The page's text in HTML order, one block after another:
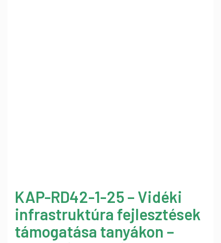
KAP-RD42-1-25 – Vidéki
infrastruktúra fejlesztések
támogatása tanyákon –